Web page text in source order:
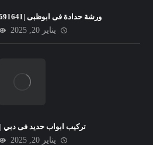
ورشة حدادة فى ابوظبى |0506691641| حداد رخيص
يناير 20, 2025
تركيب ابواب حديد فى دبي |0506691641
يناير 20, 2025